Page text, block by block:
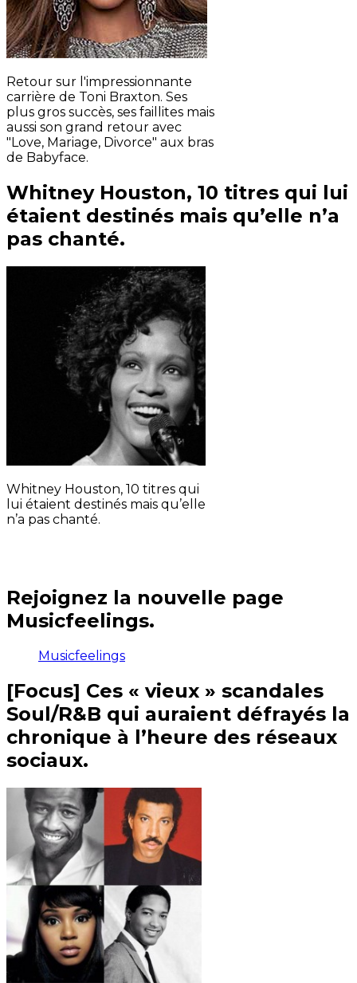
Retour sur l'impressionnante
carrière de Toni Braxton. Ses
plus gros succès, ses faillites mais
aussi son grand retour avec
"Love, Mariage, Divorce" aux bras
de Babyface.
Whitney Houston, 10 titres qui lui
étaient destinés mais qu’elle n’a
pas chanté.
Whitney Houston, 10 titres qui
lui étaient destinés mais qu’elle
n’a pas chanté.
Rejoignez la nouvelle page
Musicfeelings.
Musicfeelings
[Focus] Ces « vieux » scandales
Soul/R&B qui auraient défrayés la
chronique à l’heure des réseaux
sociaux.